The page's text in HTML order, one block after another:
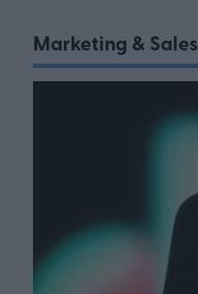
Marketing & Sales